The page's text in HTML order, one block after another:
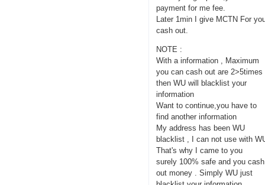
payment for me fee.
Later 1min I give MCTN For
cash out.
NOTE :
With a information , Maximum
you can cash out are 2>5times
then WU will blacklist your
information
Want to continue,you have to
find another information
My address has been WU
blacklist , I can not use with
That's why I came to you
surely 100% safe and you cash
out money . Simply WU just